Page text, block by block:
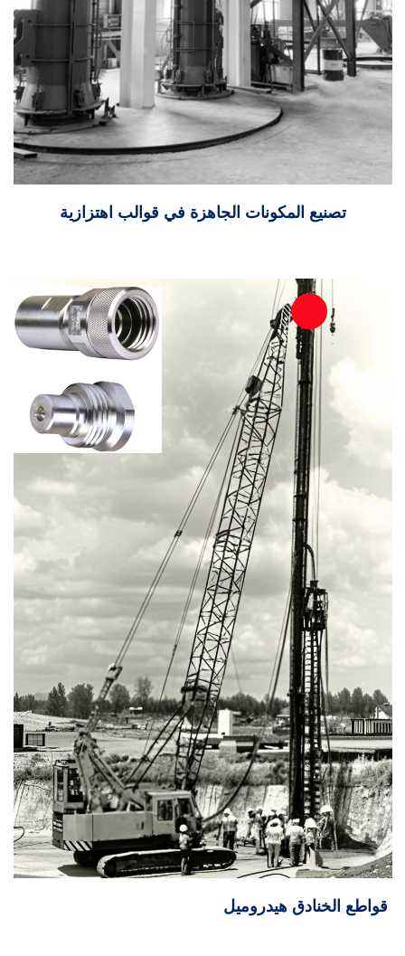
تصنيع المكونات الجاهزة في قوالب اهتزازية
قواطع الخنادق هيدروميل